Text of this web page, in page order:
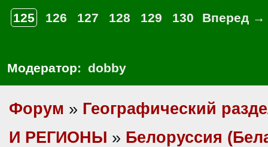
125
126 127 128 129 130 Вперед →
Модератор: dobby
Форум » Географический
И РЕГИОНЫ » Белоруссия